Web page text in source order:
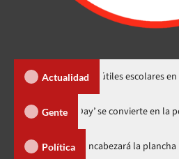
Actualidad
precios de útiles escolares en la RD
Gente
‘Spider-Man: Brand New Day’ se
Política
y encabezará la plancha unitaria